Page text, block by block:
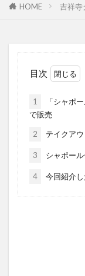
HOME 吉祥寺
目次
1
「シャポ
で販売
2 テイクア
3 シャポー
4 今回紹介